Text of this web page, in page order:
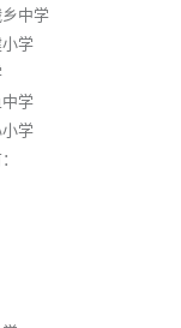
中学
学
学
学